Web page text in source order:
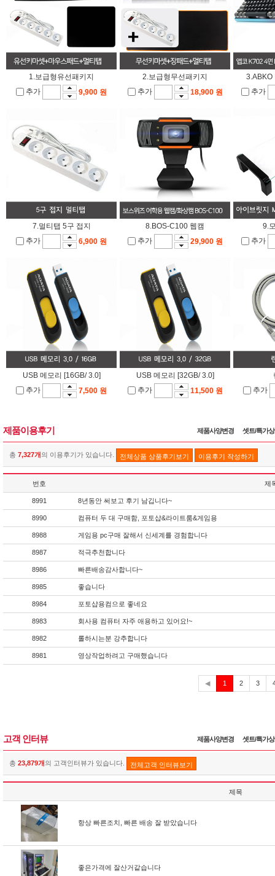
1.보급형유선패키지
추가
9,900 원
2.보급형무선패키지
추가
18,900 원
3.ABKO
추가
7.멀티탭 5구 접지
추가
6,900 원
8.BOS-C100 웹캠
추가
29,900 원
9.
추가
USB 메모리 [16GB/ 3.0]
추가
7,500 원
USB 메모리 [32GB/ 3.0]
추가
11,500 원
추가
제품이용후기 제품사양변경 셋트/특가
총 7,327개의 이용후기가 있습니다. 전체상품 상품후기보기 이용후기 작성하기
번호 제
8991 8년동안 써보고 후기 남깁니다~
8990 컴퓨터 두 대 구매함, 포토샵&라이트룸&게임용
8988 게임용 pc구매 잘해서 신세계를 경험합니다
8987 적극추천합니다
8986 빠른배송감사합니다~
8985 좋습니다
8984 포토샵용컴으로 좋네요
8983 회사용 컴퓨터 자주 애용하고 있어요!~
8982 롤하시는분 강추합니다
8981 영상작업하려고 구매했습니다
◀ 1
재
2 3
고객 인터뷰 제품사양변경 셋트/특가
총 23,879개의 고객인터뷰가 있습니다. 전체고객 인터뷰보기
제목
항상 빠른조치, 빠른 배송 잘 받았습니다
좋은가격에 잘산거같습니다